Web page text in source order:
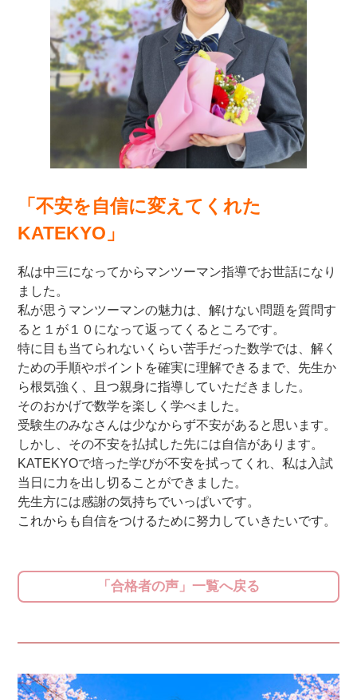
「不安を自信に変えてくれた
KATEKYO」
私は中三になってからマンツーマン指導でお世話になり
ました。
私が思うマンツーマンの魅力は、解けない問題を質問す
ると１が１０になって返ってくるところです。
特に目も当てられないくらい苦手だった数学では、解く
ための手順やポイントを確実に理解できるまで、先生か
ら根気強く、且つ親身に指導していただきました。
そのおかげで数学を楽しく学べました。
受験生のみなさんは少なからず不安があると思います。
しかし、その不安を払拭した先には自信があります。
KATEKYOで培った学びが不安を拭ってくれ、私は入試
当日に力を出し切ることができました。
先生方には感謝の気持ちでいっぱいです。
これからも自信をつけるために努力していきたいです。
「合格者の声」一覧へ戻る